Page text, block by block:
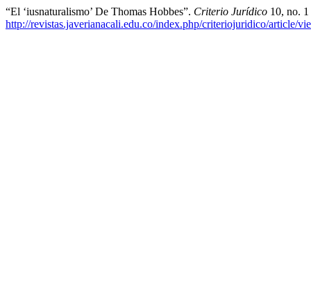
“El ‘iusnaturalismo’ De Thomas Hobbes”. Criterio Jurídico 10, no.
http://revistas.javerianacali.edu.co/index.php/criteriojuridico/article/